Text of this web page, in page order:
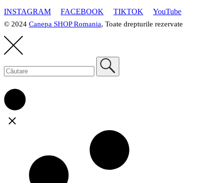
INSTAGRAM
FACEBOOK TIKTOK YouTube
© 2024 Canepa SHOP Romania, Toate drepturile rezervate